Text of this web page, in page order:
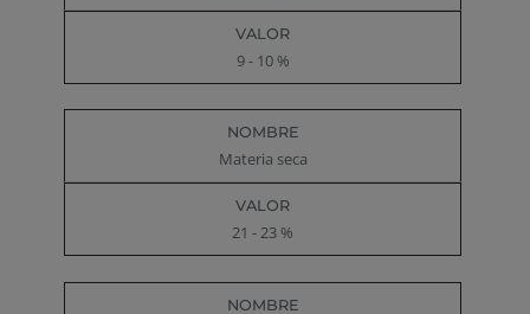
9 - 10 %
Materia seca
21 - 23 %